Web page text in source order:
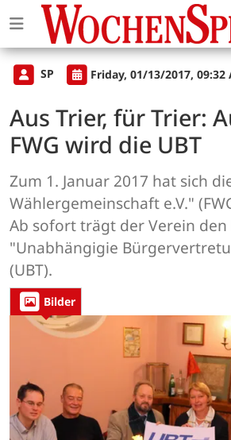
SP Friday, 01/13/2017, 09:32
Aus Trier, für Trier:
FWG wird die UBT
Zum 1. Januar 2017 hat sich
Wählergemeinschaft e.V."
Ab sofort trägt der Verein den
"Unabhängigie
(UBT).
Bilder